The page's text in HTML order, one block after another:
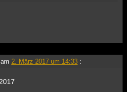
2. März 2017 um 14:33 :